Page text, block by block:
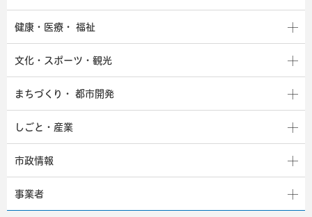
健康・医療・ 福祉
文化・スポーツ・観光
まちづくり・ 都市開発
しごと・産業
市政情報
事業者